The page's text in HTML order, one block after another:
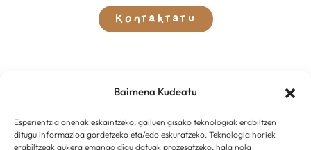
Baimena Kudeatu
Esperientzia onenak eskaintzeko, gailuen gisako teknologiak erabiltzen
ditugu informazioa gordetzeko eta/edo eskuratzeko. Teknologia horiek
erabiltzeak aukera emango digu datuak prozesatzeko, hala nola
Kontaktatu